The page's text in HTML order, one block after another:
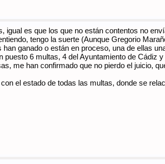
igual es que los que no están contentos no
tengo la suerte (Aunque Gregorio
han ganado o están en proceso, una de ellas
puesto 6 multas, 4 del Ayuntamiento de Cádiz
me han confirmado que no pierdo el juicio,
el estado de todas las multas, donde se